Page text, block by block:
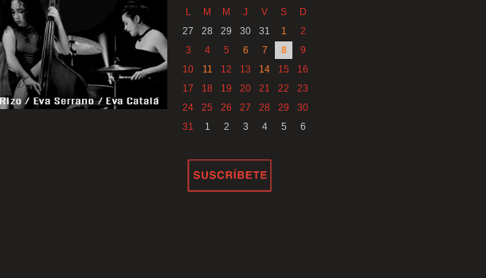
L
M M J V S
D
27
28 29 30 31 1
2
3
4 5 6 7 8
9
10
11 12 13 14 15
16
17
18 19 20 21 22
23
24
25 26 27 28 29
30
31
1 2 3 4 5 6